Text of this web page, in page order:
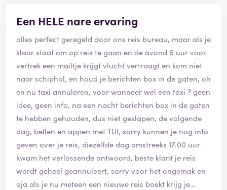
Een HELE nare ervaring
alles perfect geregeld door ons reis bureau, maar als je
klaar staat om op reis te gaan en de avond 6 uur voor
vertrek een mailtje krijgt vlucht vertraagt en kom niet
naar schiphol, en houd je berichten box in de gaten, oh
en nu taxi annuleren, voor wanneer wel een taxi ? geen
idee, geen info, na een nacht berichten box in de gaten
te hebben gehouden, dus niet geslapen, de volgende
dag, bellen en appen met TUI, sorry kunnen je nog info
geven over je reis, diezelfde dag omstreeks 17.00 uur
kwam het verlossende antwoord, beste klant je reis
wordt geheel geannuleert, sorry voor het ongemak en
oja als je nu meteen een nieuwe reis boekt krijg je